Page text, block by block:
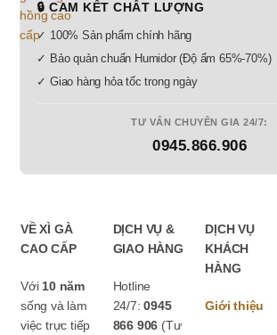
🔒 CAM KẾT CHẤT LƯỢNG
✓ 100% Sản phẩm chính hãng
✓ Bảo quản chuẩn Humidor (Độ ẩm 65%-70%)
✓ Giao hàng hỏa tốc trong ngày
TƯ VẤN CHUYÊN GIA 24/7:
0945.866.906
VỀ XÌ GÀ
CAO CẤP
Với 10 năm
sống và làm
việc trực tiếp
DỊCH VỤ &
GIAO HÀNG
Hotline
24/7:0945
866 906 (Tư
DỊCH VỤ
KHÁCH
HÀNG
Giới thiệu